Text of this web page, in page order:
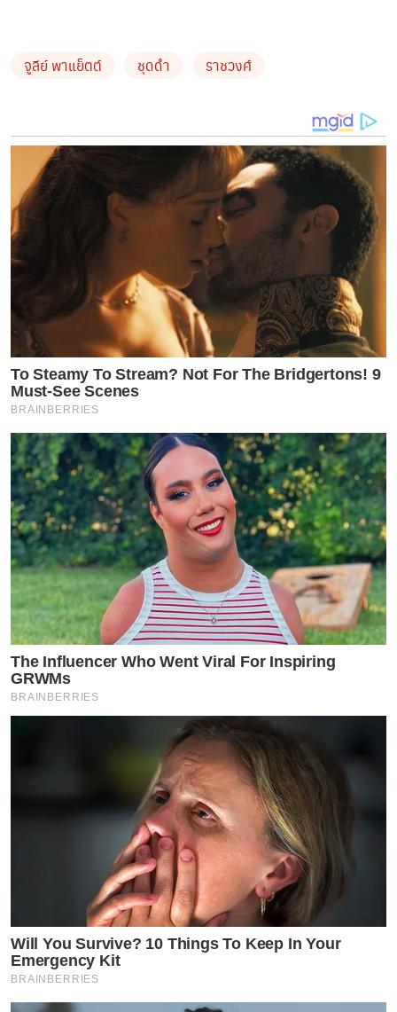
อนึ่งวิศวกรที่เก่ง ๆ ไม่ชอบสวมใส่เครื่องประดับครับ และ
เธอมาในฐานะของประมุขตัวจริง ไม่ใช่ตัวแทนของ
ประมุขที่ส่งมา เธอจึงนั่งหน้า เจ้าชาย เจ้าหญิงของหลาย
ประเทศ”
ทั้งนี้ ปัจจุบันแคนาดาใช้ระบอบการปกครองแบบ
ประชาธิปไตยโดยมีพระมหากษัตริย์เป็นประมุข โดยถือ
สมเด็จพระราชินีนาถเอลิซาเบธที่ 2 แห่งสหราชอาณาจักร
เป็นพระประมุขสูงสุด
by TVPOOL ONLINE
จูลีย์ พาแย็ตต์ ชุดดำ ราชวงศ์
To Steamy To Stream? Not For The Bridgertons! 9
Must-See Scenes
BRAINBERRIES
The Influencer Who Went Viral For Inspiring
GRWMs
BRAINBERRIES
Will You Survive? 10 Things To Keep In Your
Emergency Kit
BRAINBERRIES